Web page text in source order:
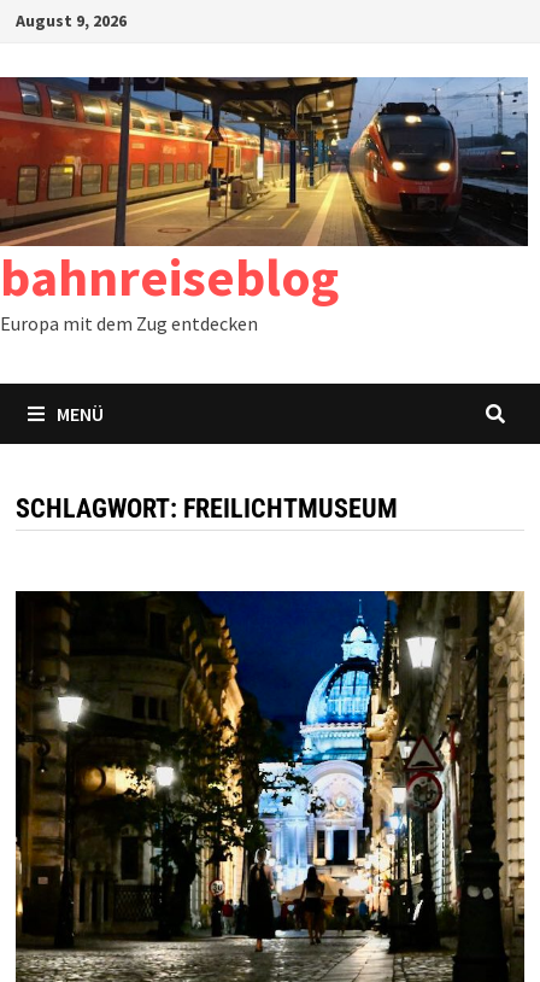
Zum
springen
August 9, 2026
bahnreiseblog
Europa mit dem Zug entdecken
MENÜ
SCHLAGWORT: FREILICHTMUSEUM